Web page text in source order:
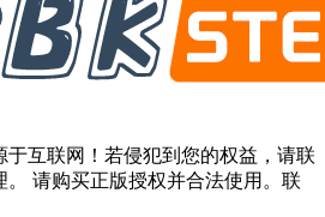
互联网！若侵犯到您的权益，请联
。 请购买正版授权并合法使用。联